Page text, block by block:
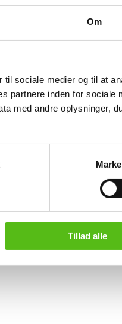
Om
til sociale medier og til at
partnere inden for sociale
med andre oplysninger,
Tillad alle
Herrik (f. 1950), Jes Nordby
/ enkelte usign.,